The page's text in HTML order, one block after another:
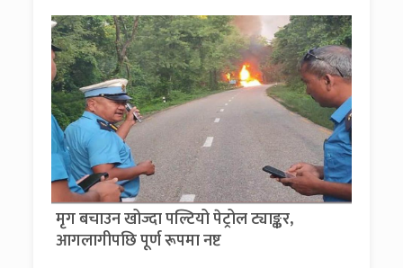
मृग बचाउन खोज्दा पल्टियो पेट्रोल ट्याङ्कर,
आगलागीपछि पूर्ण रूपमा नष्ट